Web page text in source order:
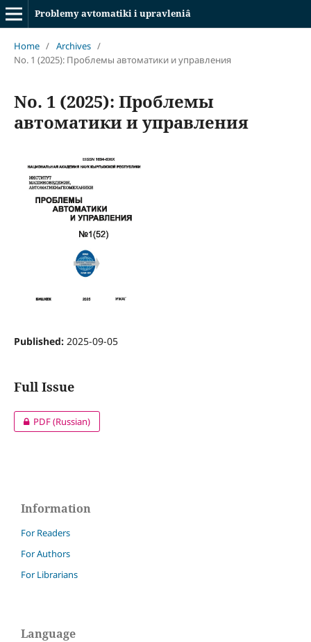
Problemy avtomatiki i upravleniâ
Home / Archives /
No. 1 (2025): Проблемы автоматики и управления
No. 1 (2025): Проблемы
автоматики и управления
Published: 2025-09-05
Full Issue
PDF (Russian)
Information
For Readers
For Authors
For Librarians
Language